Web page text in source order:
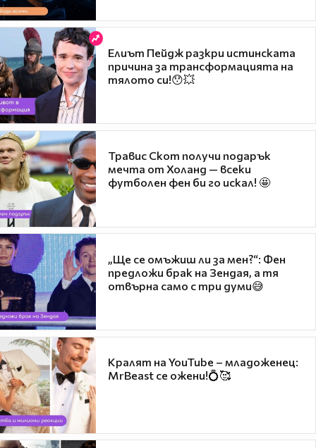
Елиът Пейдж разкри истинската
причина за трансформацията на
тялото си!😯💥
Травис Скот получи подарък
мечта от Холанд — всеки
футболен фен би го искал! 🤩
„Ще се омъжиш ли за мен?“: Фен
предложи брак на Зендая, а тя
отвърна само с три думи😅
Кралят на YouTube – младоженец:
MrBeast се ожени!💍🥰